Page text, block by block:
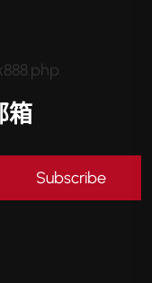
箱
Subscribe